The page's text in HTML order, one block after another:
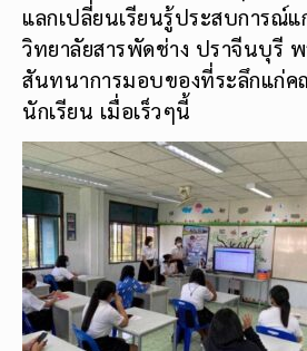
แลกเปลี่ยนเรียนรู้ประสบการณ์
วิทยาลัยสารพัดช่าง ปราจีนบุรี
สันทนาการมอบของที่ระลึกแก่ค
นักเรียน เมื่อเร็วๆนี้